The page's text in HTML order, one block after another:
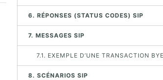
6. RÉPONSES (STATUS CODES) SIP
7. MESSAGES SIP
7.1. EXEMPLE D’UNE TRANSACTION
8. SCÉNARIOS SIP